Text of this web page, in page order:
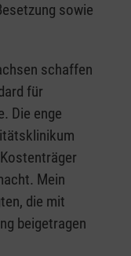
sowie
schaffen
für
Die enge
Mein
die mit
beigetragen